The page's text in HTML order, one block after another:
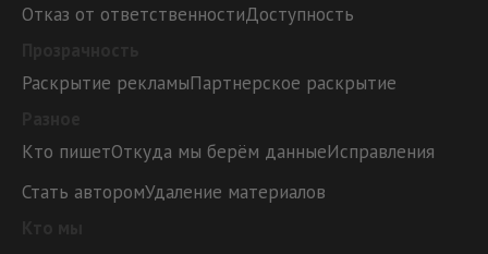
Отказ от ответственностиДоступность
Раскрытие рекламыПартнерское раскрытие
Кто пишетОткуда мы берём данныеИсправления
Стать авторомУдаление материалов